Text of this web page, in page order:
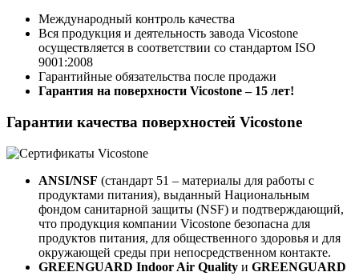
Международный контроль качества
Вся продукция и деятельность завода Vicostone
осуществляется в соответствии со стандартом ISO
9001:2008
Гарантийные обязательства после продажи
Гарантия на поверхности Vicostone – 15 лет!
Гарантии качества поверхностей Vicostone
ANSI/NSF (стандарт 51 – материалы для работы с
продуктами питания), выданный Национальным
фондом санитарной защиты (NSF) и подтверждающий,
что продукция компании Vicostone безопасна для
продуктов питания, для общественного здоровья и для
окружающей среды при непосредственном контакте.
GREENGUARD Indoor Air Quality и GREENGUARD